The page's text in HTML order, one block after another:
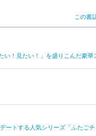
この書
！見たい！」を盛りこんだ豪華
トする人気シリーズ「ふたごチ